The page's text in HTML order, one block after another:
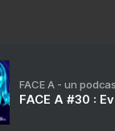
FACE A - un
FACE A #30 :